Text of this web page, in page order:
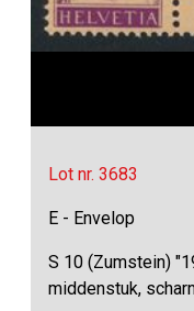
Lot nr. 3683
E - Envelop
S 10 (Zumstein)
middenstuk,